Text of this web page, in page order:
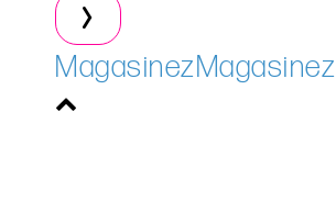
MagasinezMagasinez